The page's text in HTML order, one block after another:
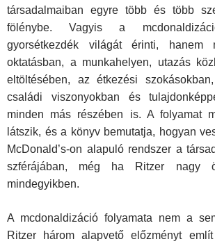
társadalmaiban egyre több és több
fölénybe. Vagyis a
gyorsétkezdék világát érinti, hanem
oktatásban, a munkahelyen, utazás
eltöltésében, az étkezési
családi viszonyokban és
minden más részében is. A folyamat
látszik, és a könyv bemutatja, hogyan
McDonald’s-on alapuló rendszer a
szférájában, még ha Ritzer nagy
mindegyikben.
A mcdonaldizáció folyamata nem a
Ritzer három alapvető előzményt